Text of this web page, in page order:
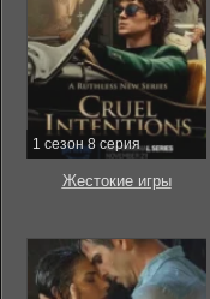
1 сезон 8 серия
Жестокие игры